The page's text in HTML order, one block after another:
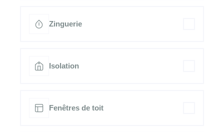
Zinguerie
Isolation
Fenêtres de toit